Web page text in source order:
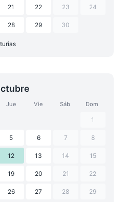
21 22 23 24
28 29 30
Jue Vie Sáb Dom
1
5 6 7 8
12 13 14 15
19 20 21 22
26 27 28 29